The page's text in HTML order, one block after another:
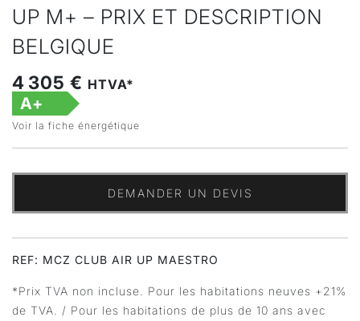
UP M+ – PRIX ET DESCRIPTION
BELGIQUE
4 305 € HTVA*
A+
Voir la fiche énergétique
DEMANDER UN DEVIS
REF: MCZ CLUB AIR UP MAESTRO
*Prix TVA non incluse. Pour les habitations neuves +21%
de TVA. / Pour les habitations de plus de 10 ans avec